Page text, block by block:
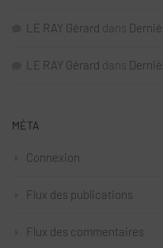
LE RAY Gérard dans
LE RAY Gérard dans
MÉTA
Connexion
Flux des publications
Flux des commentaires